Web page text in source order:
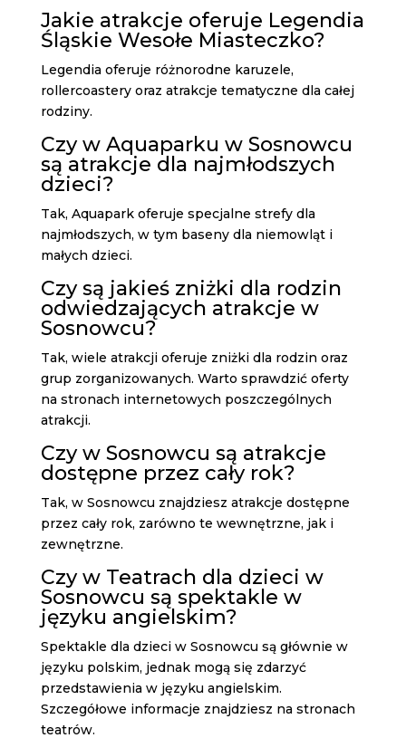
Jakie atrakcje oferuje Legendia
Śląskie Wesołe Miasteczko?
Legendia oferuje różnorodne karuzele,
rollercoastery oraz atrakcje tematyczne dla całej
rodziny.
Czy w Aquaparku w Sosnowcu
są atrakcje dla najmłodszych
dzieci?
Tak, Aquapark oferuje specjalne strefy dla
najmłodszych, w tym baseny dla niemowląt i
małych dzieci.
Czy są jakieś zniżki dla rodzin
odwiedzających atrakcje w
Sosnowcu?
Tak, wiele atrakcji oferuje zniżki dla rodzin oraz
grup zorganizowanych. Warto sprawdzić oferty
na stronach internetowych poszczególnych
atrakcji.
Czy w Sosnowcu są atrakcje
dostępne przez cały rok?
Tak, w Sosnowcu znajdziesz atrakcje dostępne
przez cały rok, zarówno te wewnętrzne, jak i
zewnętrzne.
Czy w Teatrach dla dzieci w
Sosnowcu są spektakle w
języku angielskim?
Spektakle dla dzieci w Sosnowcu są głównie w
języku polskim, jednak mogą się zdarzyć
przedstawienia w języku angielskim.
Szczegółowe informacje znajdziesz na stronach
teatrów.